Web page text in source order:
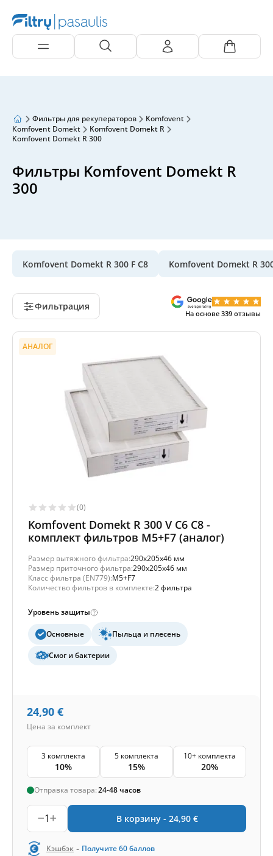
Фильтры для рекуператоров
Komfovent
Komfovent Domekt
Komfovent Domekt R
Komfovent Domekt R 300
Фильтры Komfovent Domekt R
300
Komfovent Domekt R 300 F C8 Komfovent Domekt R
Фильтрация
На основе 339 отзывы
АНАЛОГ
(0)
Komfovent Domekt R 300 V C6 C8 -
комплект фильтров M5+F7 (аналог)
Размер вытяжного фильтра:290x205x46 мм
Размер приточного фильтра:290x205x46 мм
Класс фильтра (EN779):M5+F7
Количество фильтров в комплекте:2 фильтра
Уровень защиты
Основные Пыльца и плесень
Смог и бактерии
24,90 €
Цена за комплект
3 комплекта
10%
5 комплекта
15%
10+ комплекта
20%
Отправка товара:24-48 часов
1 В корзину - 24,90 €
Кэшбэк - Получите60баллов